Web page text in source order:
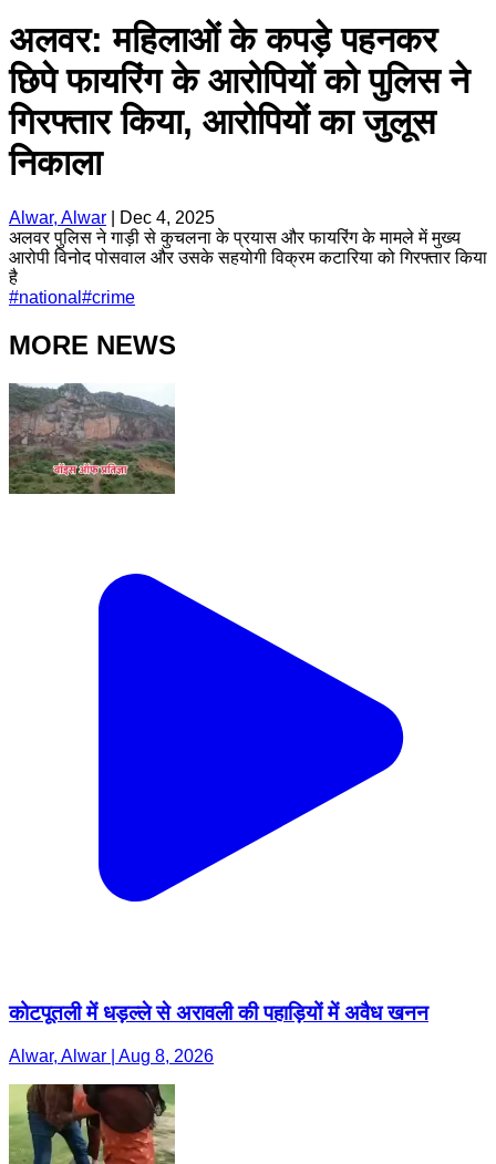
अलवर: महिलाओं के कपड़े पहनकर
छिपे फायरिंग के आरोपियों को पुलिस ने
गिरफ्तार किया, आरोपियों का जुलूस
निकाला
Alwar, Alwar
Dec 4, 2025
अलवर पुलिस ने गाड़ी से कुचलना के प्रयास और फायरिंग के मामले में मुख्य
आरोपी विनोद पोसवाल और उसके सहयोगी विक्रम कटारिया को गिरफ्तार किया
है
#national #crime
MORE NEWS
कोटपूतली में धड़ल्ले से अरावली की पहाड़ियों में अवैध खनन
Alwar, Alwar | Aug 8, 2026